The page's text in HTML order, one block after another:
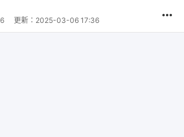
更新： 2025-03-06 17:36